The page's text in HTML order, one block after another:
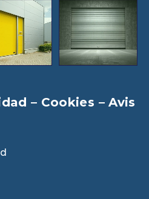
– Cookies – Avis